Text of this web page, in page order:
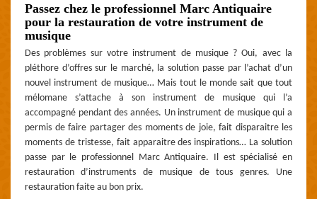
Passez chez le professionnel Marc Antiquaire
pour la restauration de votre instrument de
musique
Des problèmes sur votre instrument de musique ? Oui, avec la
pléthore d’offres sur le marché, la solution passe par l’achat d’un
nouvel instrument de musique… Mais tout le monde sait que tout
mélomane s’attache à son instrument de musique qui l’a
accompagné pendant des années. Un instrument de musique qui a
permis de faire partager des moments de joie, fait disparaitre les
moments de tristesse, fait apparaitre des inspirations… La solution
passe par le professionnel Marc Antiquaire. Il est spécialisé en
restauration d’instruments de musique de tous genres. Une
restauration faite au bon prix.